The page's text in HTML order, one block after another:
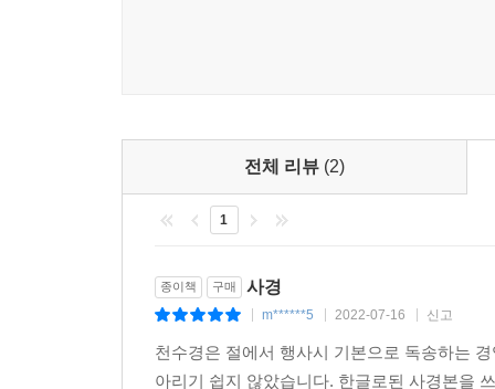
전체 리뷰 (2)
1
종이책 구매 사경
m******5 2022-07-16 신고
천수경은 절에서 행사시 기본으로 독송하는
아리기 쉽지 않았습니다. 한글로된 사경본을